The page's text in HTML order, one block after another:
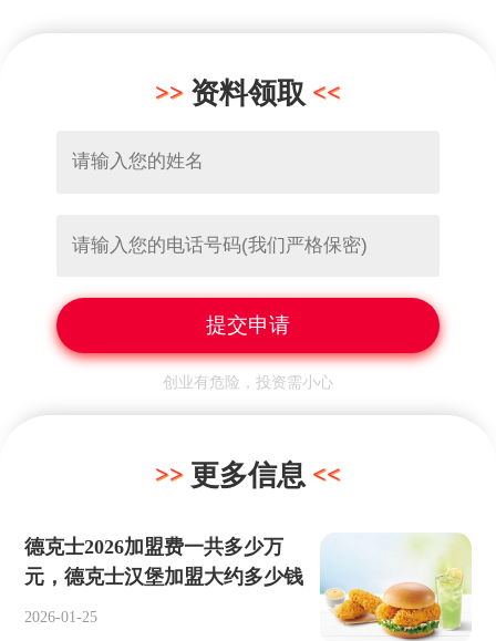
资料领取
创业有危险，投资需小心
更多信息
德克士2026加盟费一共多少万
元，德克士汉堡加盟大约多少钱
2026-01-25